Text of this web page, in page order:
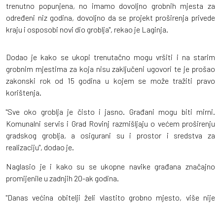
trenutno popunjena, no imamo dovoljno grobnih mjesta za
određeni niz godina, dovoljno da se projekt proširenja privede
kraju i osposobi novi dio groblja", rekao je Laginja.
Dodao je kako se ukopi trenutačno mogu vršiti i na starim
grobnim mjestima za koja nisu zaključeni ugovori te je prošao
zakonski rok od 15 godina u kojem se može tražiti pravo
korištenja.
"Sve oko groblja je čisto i jasno. Građani mogu biti mirni.
Komunalni servis i Grad Rovinj razmišljaju o većem proširenju
gradskog groblja, a osigurani su i prostor i sredstva za
realizaciju", dodao je.
Naglasio je i kako su se ukopne navike građana značajno
promijenile u zadnjih 20-ak godina.
"Danas većina obitelji želi vlastito grobno mjesto, više nije